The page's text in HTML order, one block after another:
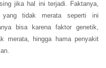
jika hal ini terjadi. Faktanya,
yang tidak merata seperti ini
bisa karena faktor genetik,
merata, hingga hama penyakit